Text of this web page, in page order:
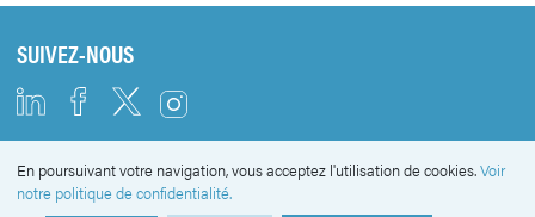
SUIVEZ-NOUS
NEWSLETTER
En poursuivant votre navigation, vous acceptez l'utilisation de cookies.Voir
notre politique de confidentialité.